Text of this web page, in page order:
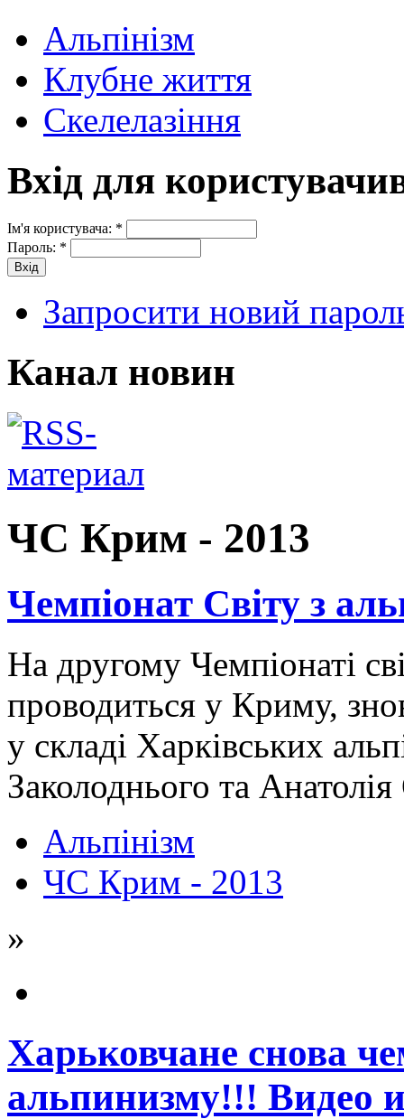
Альпінізм
Клубне життя
Скелелазіння
Вхід для
Ім'я користувача: *
Пароль: *
Запросити новий
Канал новин
ЧС Крим - 2013
Чемпіонат Світу з
На другому Чемпіонаті
проводиться у Криму,
у складі Харківських
Заколоднього та
Альпінізм
ЧС Крим - 2013
»
Харьковчане снова
альпинизму!!! Видео